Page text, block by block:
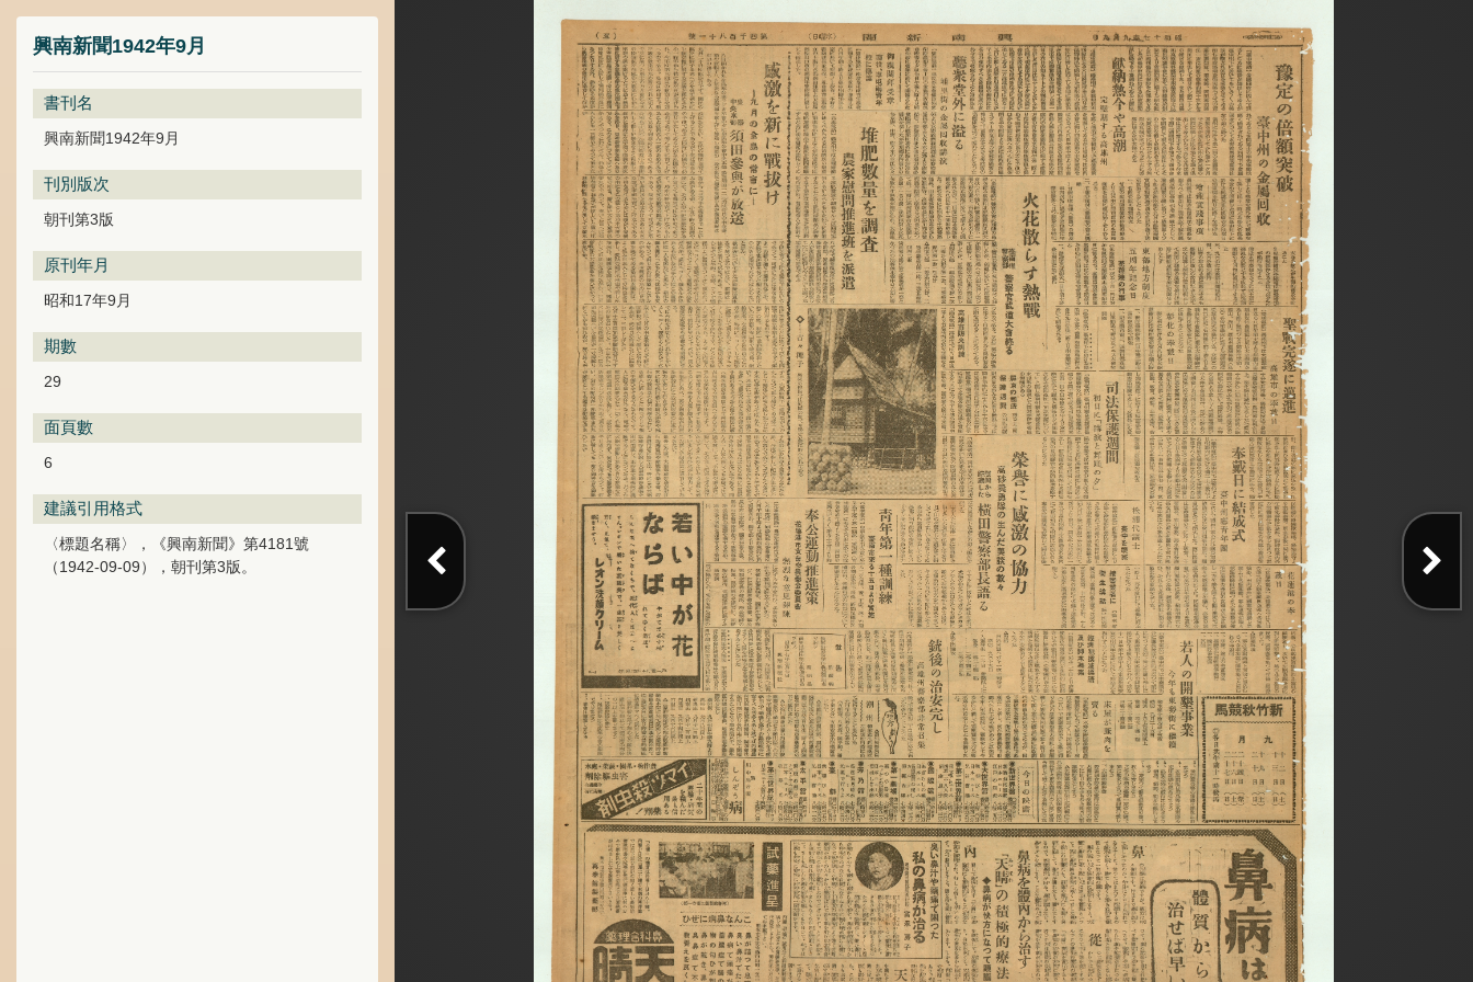
興南新聞1942年9月
書刊名
興南新聞1942年9月
刊別版次
朝刊第3版
原刊年月
昭和17年9月
期數
29
面頁數
6
建議引用格式
〈標題名稱〉，《興南新聞》第4181號
（1942-09-09），朝刊第3版。